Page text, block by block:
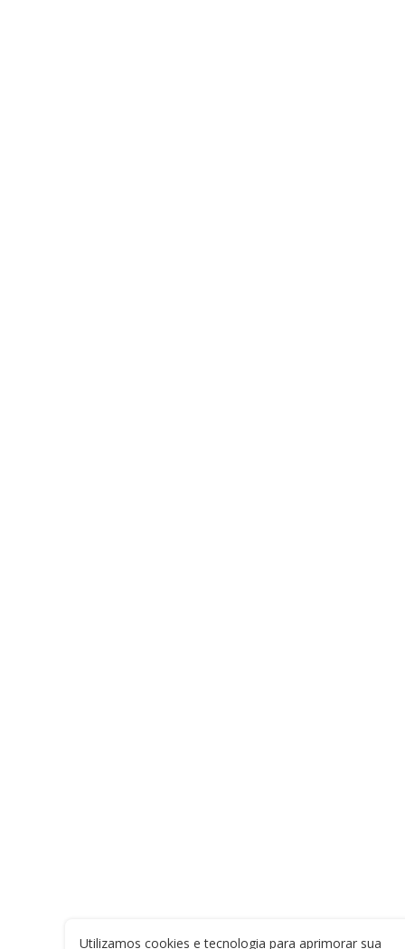
Utilizamos cookies e tecnologia para aprimorar sua